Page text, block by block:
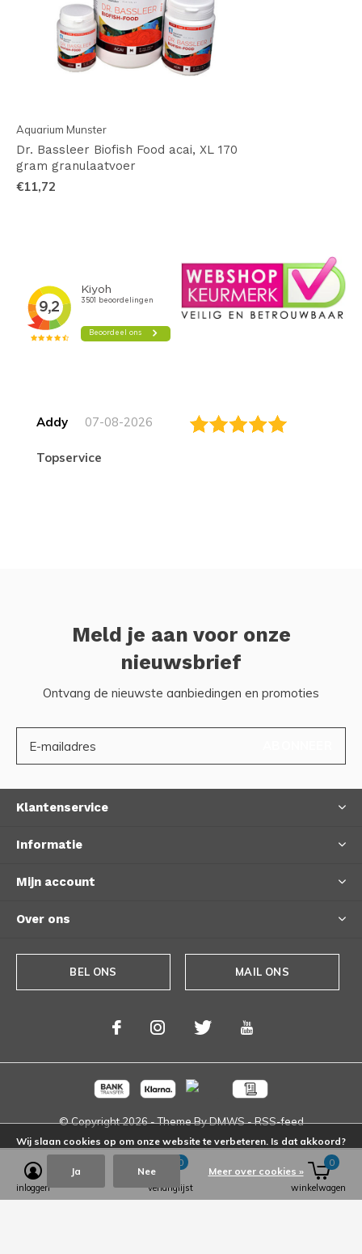
Aquarium Munster
Dr. Bassleer Biofish Food acai, XL 170
gram granulaatvoer
€11,72
Addy 07-08-2026
topservice
Meld je aan voor onze
nieuwsbrief
Ontvang de nieuwste aanbiedingen en promoties
Klantenservice
Informatie
Mijn account
Over ons
BEL ONS MAIL ONS
© Copyright2026- Theme ByDMWS-RSS-feed
inloggen verlanglijst
0
winkelwagen
0
Wij slaan cookies op om onze website te verbeteren. Is dat akkoord?
Ja Nee Meer over cookies »